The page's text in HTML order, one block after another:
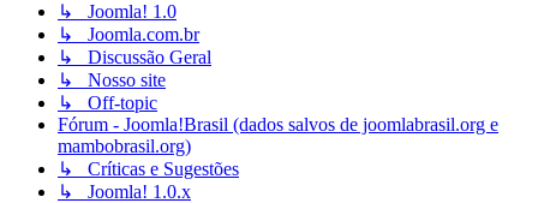
↳ Joomla! 1.0
↳ Joomla.com.br
↳ Discussão Geral
↳ Nosso site
↳ Off-topic
Fórum - Joomla!Brasil (dados salvos de joomlabrasil.org e
mambobrasil.org)
↳ Críticas e Sugestões
↳ Joomla! 1.0.x